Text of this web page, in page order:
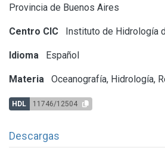
Provincia de Buenos Aires
Centro CIC Instituto de Hidrología
Idioma Español
Materia Oceanografía, Hidrología,
HDL 11746/12504
Descargas